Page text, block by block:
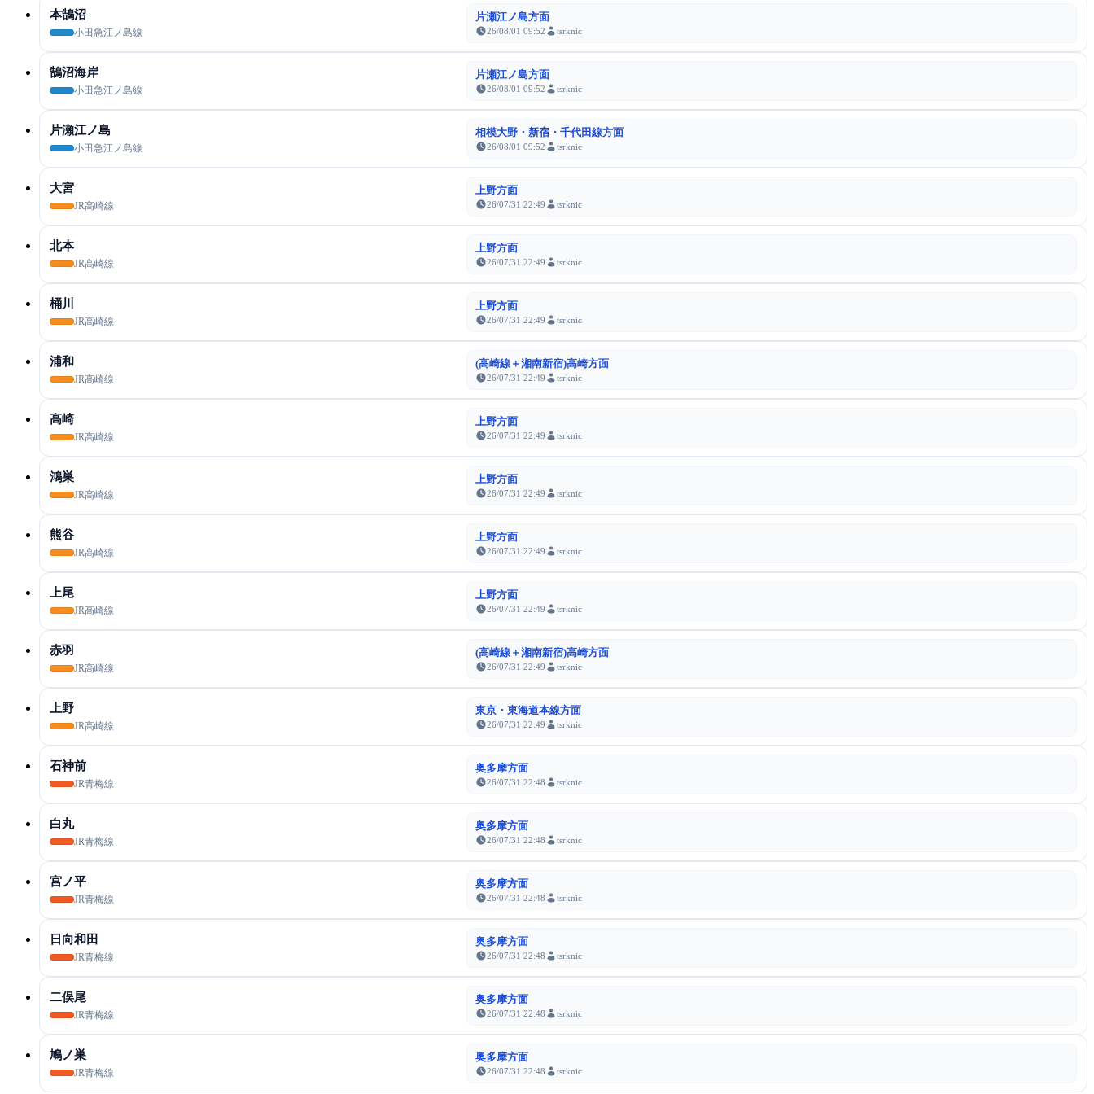
本鵠沼
小田急江ノ島線
片瀬江ノ島方面
26/08/01 09:52 tsrknic
鵠沼海岸
小田急江ノ島線
片瀬江ノ島方面
26/08/01 09:52 tsrknic
片瀬江ノ島
小田急江ノ島線
相模大野・新宿・千代田線方面
26/08/01 09:52 tsrknic
大宮
JR高崎線
上野方面
26/07/31 22:49 tsrknic
北本
JR高崎線
上野方面
26/07/31 22:49 tsrknic
桶川
JR高崎線
上野方面
26/07/31 22:49 tsrknic
浦和
JR高崎線
(高崎線＋湘南新宿)高崎方面
26/07/31 22:49 tsrknic
高崎
JR高崎線
上野方面
26/07/31 22:49 tsrknic
鴻巣
JR高崎線
上野方面
26/07/31 22:49 tsrknic
熊谷
JR高崎線
上野方面
26/07/31 22:49 tsrknic
上尾
JR高崎線
上野方面
26/07/31 22:49 tsrknic
赤羽
JR高崎線
(高崎線＋湘南新宿)高崎方面
26/07/31 22:49 tsrknic
上野
JR高崎線
東京・東海道本線方面
26/07/31 22:49 tsrknic
石神前
JR青梅線
奥多摩方面
26/07/31 22:48 tsrknic
白丸
JR青梅線
奥多摩方面
26/07/31 22:48 tsrknic
宮ノ平
JR青梅線
奥多摩方面
26/07/31 22:48 tsrknic
日向和田
JR青梅線
奥多摩方面
26/07/31 22:48 tsrknic
二俣尾
JR青梅線
奥多摩方面
26/07/31 22:48 tsrknic
鳩ノ巣
JR青梅線
奥多摩方面
26/07/31 22:48 tsrknic